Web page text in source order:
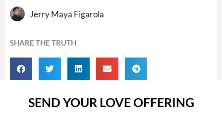
Jerry Maya Figarola
SHARE THE TRUTH
SEND YOUR LOVE OFFERING